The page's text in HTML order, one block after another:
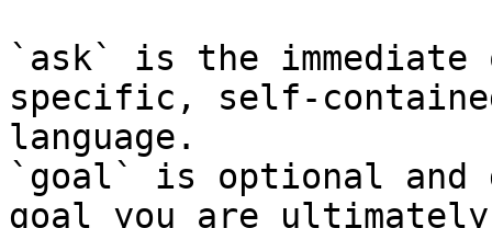
`ask` is the
specific, self-
language.
`goal` is optional and
goal you are